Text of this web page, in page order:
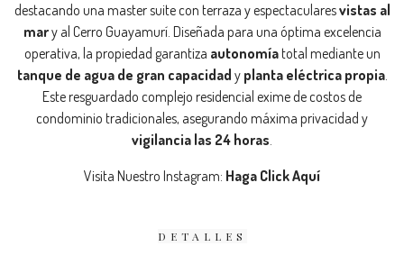
destacando una master suite con terraza y espectacularesvistas al
mary al Cerro Guayamurí. Diseñada para una óptima excelencia
operativa, la propiedad garantiza autonomíatotal mediante un
tanque de agua de gran capacidad y planta eléctrica propia.
Este resguardado complejo residencial exime de costos de
condominio tradicionales, asegurando máxima privacidad y
vigilancia las 24 horas.
Visita Nuestro Instagram: Haga Click Aquí
DETALLES